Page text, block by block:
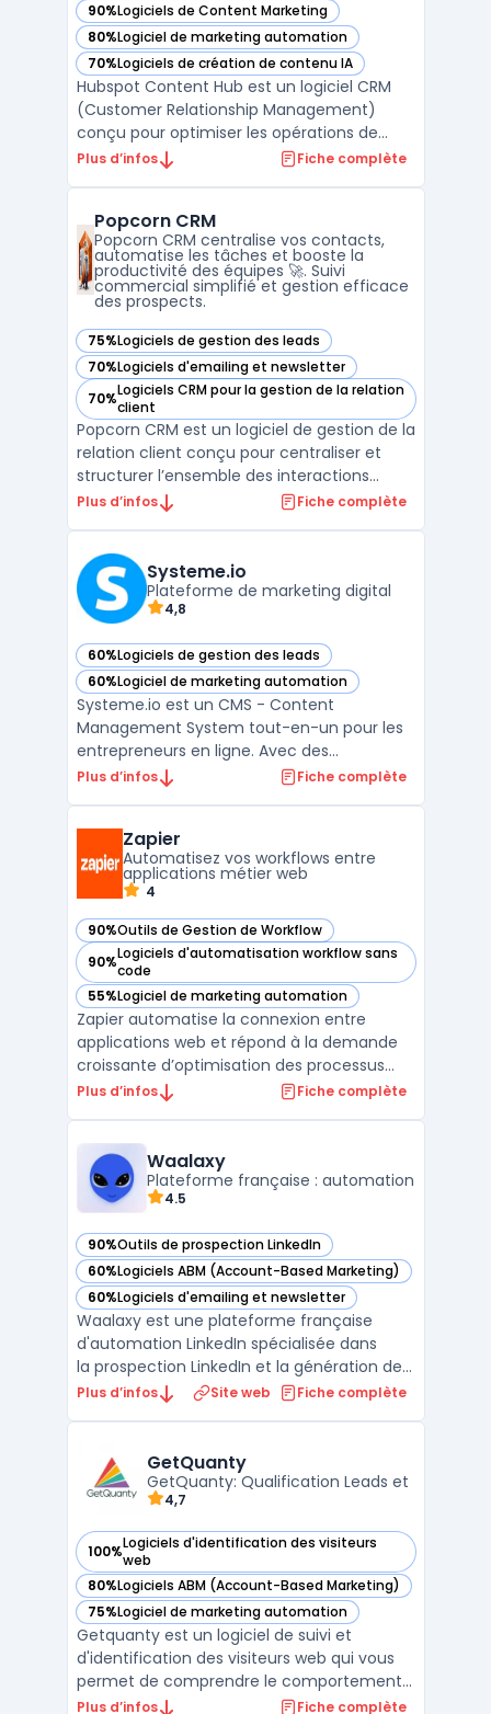
90%Logiciels de Content Marketing
— voir Hubspot Content Hub dans cette catégorie
80%Logiciel de marketing automation
— voir Hubspot Content Hub dans cette catégorie
70%Logiciels de création de contenu IA
— voir Hubspot Content Hub dans cette catégorie
Hubspot Content Hub est un logiciel CRM
(Customer Relationship Management)
conçu pour optimiser les opérations de
Commerce & Ventes. Développé par
DG, PDG et indépendants en offrant une
solution complète ...
Plus d’infos Fiche complète
Popcorn CRM
Popcorn CRM centralise vos contacts,
automatise les tâches et booste la
productivité des équipes 🚀. Suivi
commercial simplifié et gestion efficace
des prospects.
75%Logiciels de gestion des leads
— voir Popcorn CRM dans cette catégorie
70%Logiciels d'emailing et newsletter
— voir Popcorn CRM dans cette catégorie
70%Logiciels CRM pour la gestion de la relation
client
— voir Popcorn CRM dans cette catégorie
Popcorn CRM est un logiciel de gestion de la
relation client conçu pour centraliser et
structurer l’ensemble des interactions
commerciales des entreprises. Ce logiciel
leurs besoins quotidiens de suivi client, tout
en ...
Plus d’infos Fiche complète
Systeme.io
Plateforme de marketing digital
4,8
60%Logiciels de gestion des leads
— voir Systeme.io dans cette catégorie
60%Logiciel de marketing automation
— voir Systeme.io dans cette catégorie
Systeme.io est un CMS - Content
Management System tout-en-un pour les
entrepreneurs en ligne. Avec des
fonctionnalités comme la création de
marketing et l'affiliation, il permet aux
Plus d’infos Fiche complète
Zapier
Automatisez vos workflows entre
applications métier web
4
90%Outils de Gestion de Workflow
— voir Zapier dans cette catégorie
90%Logiciels d'automatisation workflow sans
code
— voir Zapier dans cette catégorie
55%Logiciel de marketing automation
— voir Zapier dans cette catégorie
Zapier automatise la connexion entre
applications web et répond à la demande
croissante d’optimisation des processus
métiers sans recours au développement.
données, déclencher des actions
synchronisées et limiter les ...
Plus d’infos Fiche complète
Waalaxy
Plateforme française : automation
4.5
90%Outils de prospection LinkedIn
— voir Waalaxy dans cette catégorie
60%Logiciels ABM (Account-Based Marketing)
— voir Waalaxy dans cette catégorie
60%Logiciels d'emailing et newsletter
— voir Waalaxy dans cette catégorie
Waalaxy est une plateforme française
d'automation LinkedIn spécialisée dans
la prospection LinkedIn et la génération de
leads B2B. Elle centralise l'automatisation
extension Chrome intégrée. La solu ...
Plus d’infos Site web Fiche complète
GetQuanty
GetQuanty: Qualification Leads et
4,7
100%Logiciels d'identification des visiteurs
web
— voir GetQuanty dans cette catégorie
80%Logiciels ABM (Account-Based Marketing)
— voir GetQuanty dans cette catégorie
75%Logiciel de marketing automation
— voir GetQuanty dans cette catégorie
Getquanty est un logiciel de suivi et
d'identification des visiteurs web qui vous
permet de comprendre le comportement
de vos visiteurs et d'identifier les entreprises
Plus d’infos Fiche complète